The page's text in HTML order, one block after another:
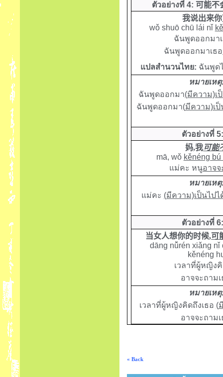
ตัวอย่างที่ 4: 可能不
我说出来你
wǒ shuō chū lái nǐ
ฉันพูดออกมา
ฉันพูดออกมาเธอ
แปลสำนวนไทย: ฉันพูด
หมายเห
ฉันพูดออกมา(มีความ)เ
ฉันพูดออกมา(มีความ)เป็
ตัวอย่างที่ 5:
妈,我可能
mā, wǒ kěnéng bú
แม่คะ หนูอาจจ
หมายเห
แม่คะ (มีความ)เป็นไปไ
ตัวอย่างที่
当女人想你的时候,可
dāng nǚrén xiǎng
kěnéng
เวลาที่ผู้หญิง
อาจจะถาม
หมายเห
เวลาที่ผู้หญิงคิดถึงเธอ (
อาจจะถาม
« Back